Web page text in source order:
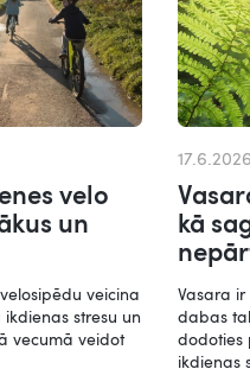
velo
un
veicina
stresu un
vecumā veidot
kā
Vasara
dabas
dodoties
ikdienas